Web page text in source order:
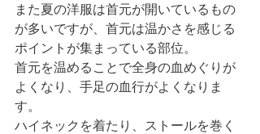
また夏の洋服は首元が開いているもの
が多いですが、首元は温かさを感じる
ポイントが集まっている部位。
首元を温めることで全身の血めぐりが
よくなり、手足の血行がよくなりま
す。
ハイネックを着たり、ストールを巻く